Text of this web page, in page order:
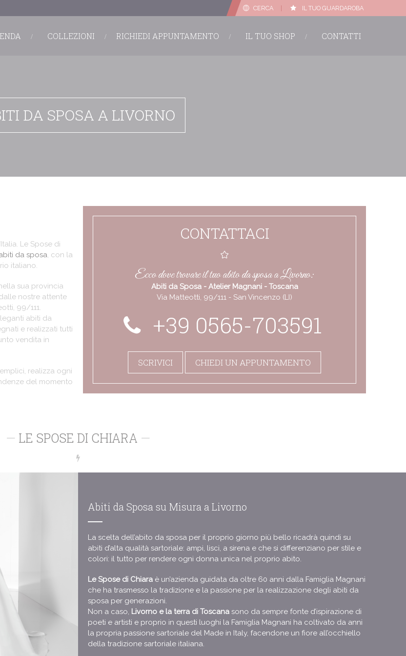
CERCA IL TUO GUARDAROBA
COLLEZIONI RICHIEDI APPUNTAMENTO IL TUO SHOP CONTATTI
DA SPOSA A LIVORNO
Le Spose di
da sposa, con la
italiano.
sua provincia
nostre attente
99/111.
abiti da
e realizzati tutti
vendita in
realizza ogni
del momento
CONTATTACI
Ecco dove trovare il tuo abito da sposa a Livorno:
Abiti da Sposa - Atelier Magnani - Toscana
Via Matteotti, 99/111 - San Vincenzo (LI)
+39 0565-703591
SCRIVICI CHIEDI UN APPUNTAMENTO
— LE SPOSE DI CHIARA —
Abiti da Sposa su Misura a Livorno
La scelta dell’abito da sposa per il proprio giorno più bello ricadrà quindi su
abiti d’alta qualità sartoriale: ampi, lisci, a sirena e che si differenziano per stile e
colori: il tutto per rendere ogni donna unica nel proprio abito.
Le Spose di Chiara è un’azienda guidata da oltre 60 anni dalla Famiglia Magnani
che ha trasmesso la tradizione e la passione per la realizzazione degli abiti da
sposa per generazioni.
Non a caso, Livorno e la terra di Toscana sono da sempre fonte d’ispirazione di
poeti e artisti e proprio in questi luoghi la Famiglia Magnani ha coltivato da anni
la propria passione sartoriale del Made in Italy, facendone un fiore all’occhiello
della tradizione sartoriale italiana.